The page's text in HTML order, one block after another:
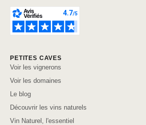
PETITES CAVES
Voir les vignerons
Voir les domaines
Le blog
Découvrir les vins naturels
Vin Naturel, l'essentiel